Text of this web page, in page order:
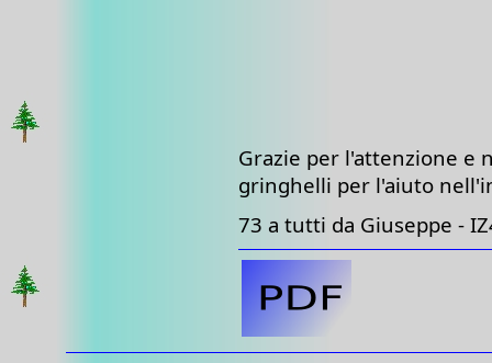
Grazie per l'attenzione e
gringhelli per l'aiuto
73 a tutti da Giuseppe -